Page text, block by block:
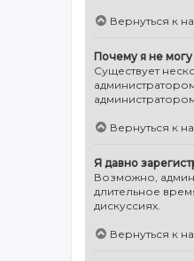
Вернуться к
Почему я не могу
Существует
Вернуться к
Я давно
Возможно,
длительное
дискуссиях.
Вернуться к